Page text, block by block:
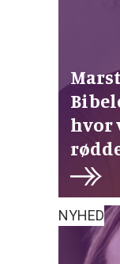
hvor
NYHED